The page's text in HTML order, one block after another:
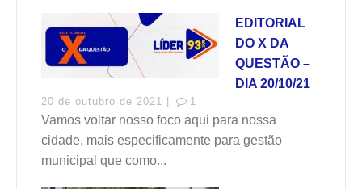
EDITORIAL
DO X DA
QUESTÃO –
DIA 20/10/21
20 de outubro de 2021 | 1
Vamos voltar nosso foco aqui para nossa
cidade, mais especificamente para gestão
municipal que como...